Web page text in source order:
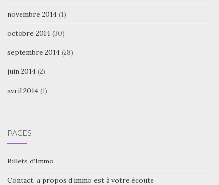
novembre 2014 (1)
octobre 2014 (30)
septembre 2014 (28)
juin 2014 (2)
avril 2014 (1)
PAGES
Billets d’Immo
Contact, a propos d’immo est à votre écoute